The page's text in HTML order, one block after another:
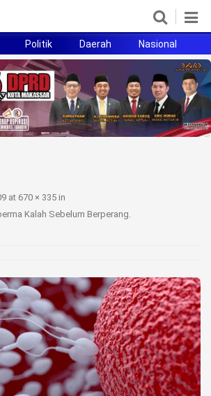
Politik Daerah Nasional
at 670 × 335 in
Kalah Sebelum Berperang